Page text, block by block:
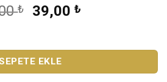
₺
Orijinal
39,00 ₺Şu
39,00 ₺.
PİRİNÇ DEKOPAJ AS-3352 adet
EKLE